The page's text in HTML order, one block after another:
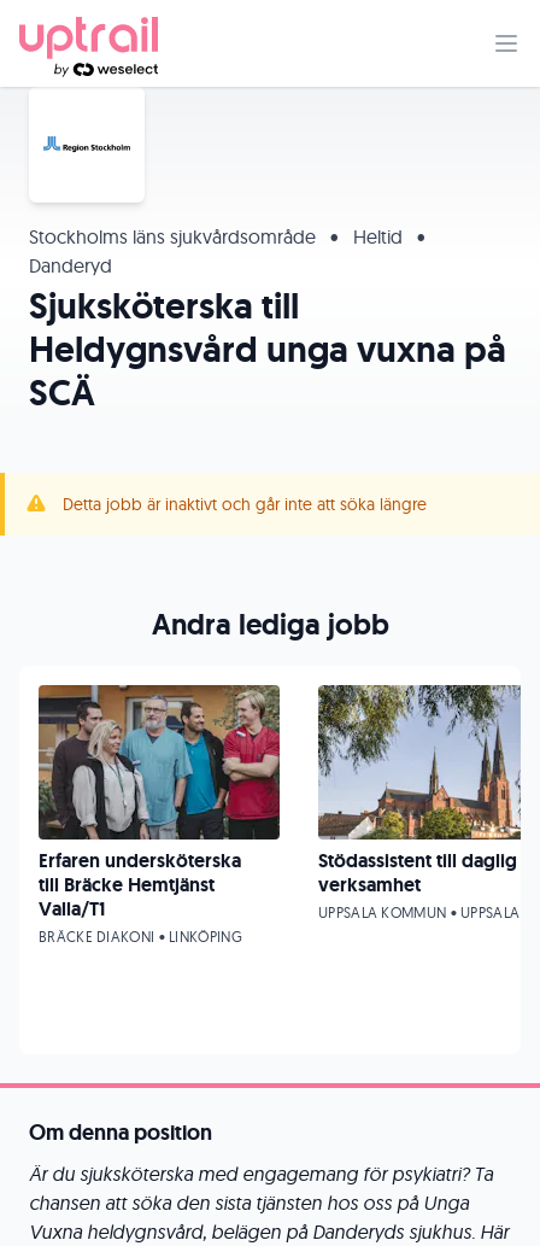
Stockholms läns sjukvårdsområde • Heltid
•
Danderyd
Sjuksköterska till
Heldygnsvård unga vuxna på
SCÄ
Detta jobb är inaktivt och går inte att söka längre
Om denna position
Är du sjuksköterska med engagemang för psykiatri? Ta
chansen att söka den sista tjänsten hos oss på Unga
Vuxna heldygnsvård, belägen på Danderyds sjukhus. Här
Andra lediga jobb
Erfaren undersköterska
till Bräcke Hemtjänst
Valla/T1
BRÄCKE DIAKONI • LINKÖPING
Stödassistent till daglig
verksamhet
UPPSALA KOMMUN • UPPSALA